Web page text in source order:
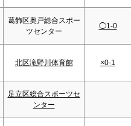
葛飾区奥戸総合スポー
ツセンター
◯1-0
北区滝野川体育館 ×0-1
足立区総合スポーツセ
ンター